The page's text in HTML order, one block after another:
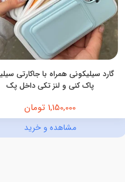
گارد سیلیکونی همراه با جاکارتی
پاک کنی و لنز تکی داخل پک
1,150,000 تومان
مشاهده و خرید